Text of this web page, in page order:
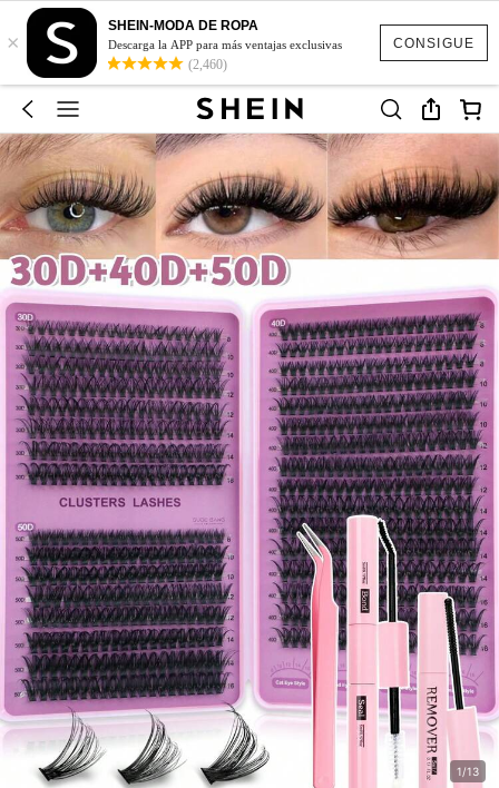
CONSIGUE
×
SHEIN-MODA DE ROPA
Descarga la APP para más ventajas exclusivas
(2,460)
1/13